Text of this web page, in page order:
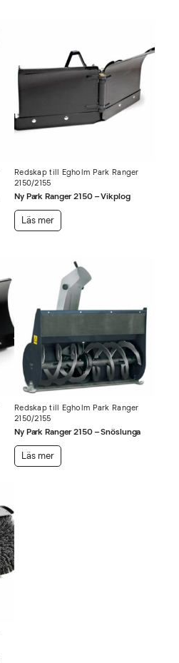
Redskap till Egholm Park Ranger
2150/2155
Ny Park Ranger 2150 – Vikplog
Läs mer
Redskap till Egholm Park Ranger
2150/2155
Ny Park Ranger 2150 – Snöslunga
Läs mer